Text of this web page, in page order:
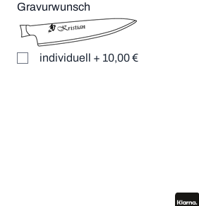
Gravurwunsch
individuell + 10,00 €